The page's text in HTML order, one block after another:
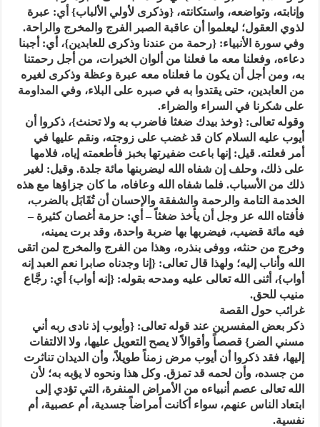
وإنابته، وتواضعه، واستكانته، {وذكرى لأولي الألباب} أي: عبرة
لذوي العقول؛ ليعلموا أن عاقبة الصبر الفرج والمخرج والراحة.
وفي سورة الأنبياء: {رحمة من عندنا وذكرى للعابدين}، أي: أجبنا
دعاءه، وفعلنا معه ما فعلنا من ألوان الخيرات، من أجل رحمتنا
به، ومن أجل أن يكون ما فعلناه معه عبرة وعظة وذكرى لغيره
من العابدين، حتى يقتدوا به في صبره على البلاء، وفي المداومة
على شكرنا في السراء والضراء.
وقوله تعالى: {وخذ بيدك ضغثا فاضرب به ولا تحنث}، ذكروا أن
أيوب عليه السلام كان قد غضب على زوجته، ونقم عليها في
أمر فعلته. قيل: إنها باعت ضفيرتها بخبز فأطعمته إياه، فلامها
على ذلك، وحلف إن شفاه الله ليضربنها مائة جلدة. وقيل: لغير
ذلك من الأسباب. فلما شفاه الله وعافاه، ما كان جزاؤها مع هذه
الخدمة التامة والرحمة والشفقة والإحسان أن تُقَابَل بالضرب،
فأفتاه الله عز وجل أن يأخذ ضغثاً – أي: حزمة أغصان كثيرة –
فيه مائة قضيب، فيضربها بها ضربة واحدة، وقد برت يمينه،
وخرج من حنثه، ووفى بنذره، وهذا من الفرج والمخرج لمن اتقى
الله وأناب إليه؛ ولهذا قال تعالى: {إنا وجدناه صابرا نعم العبد إنه
أواب}، أثنى الله تعالى عليه ومدحه بقوله: {إنه أواب} أي: رجَّاع
منيب للحق.
غرائب حول القصة
ذكر بعض المفسرين عند قوله تعالى: {وأيوب إذ نادى ربه أني
مسني الضر} قصصاً وأقوالاً لا يصح التعويل عليها، ولا الالتفات
إليها، فقد ذكروا أن أيوب مرض زمناً طويلاً، وأن الديدان تناثرت
من جسده، وأن لحمه قد تمزق. وكل هذا ونحوه لا يؤبه به؛ لأن
الله تعالى عصم أنبياءه من الأمراض المنفرة، التي تؤدي إلى
ابتعاد الناس عنهم، سواء أكانت أمراضاً جسدية، أم عصبية، أم
نفسية.